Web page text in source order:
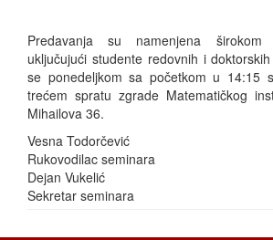
Predavanja su namenjena širokom
uključujući studente redovnih i
se ponedeljkom sa početkom u 14:15
trećem spratu zgrade Matematičkog
Mihailova 36.
Vesna Todorčević
Rukovodilac seminara
Dejan Vukelić
Sekretar seminara